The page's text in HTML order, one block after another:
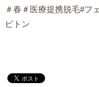
＃春＃医療提携脱毛#フ
ピトン